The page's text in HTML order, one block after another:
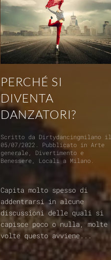
PERCHÉ SI
DIVENTA
DANZATORI?
Scritto da Dirtydancingmilano il
05/07/2022 . Pubblicato in Arte
generale
Divertimento e
Benessere
Locali a Milano
Capita molto spesso di
addentrarsi in alcune
discussioni delle quali si
capisce poco o nulla, molte
volte questo avviene...